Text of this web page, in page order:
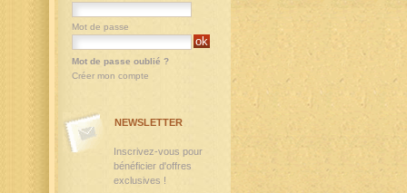
Mot de passe
Mot de passe oublié ?
Créer mon compte
NEWSLETTER
Inscrivez-vous pour
bénéficier d'offres
exclusives !